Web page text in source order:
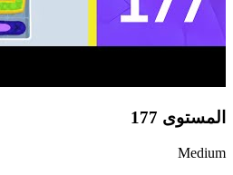
المستوى 177
Medium